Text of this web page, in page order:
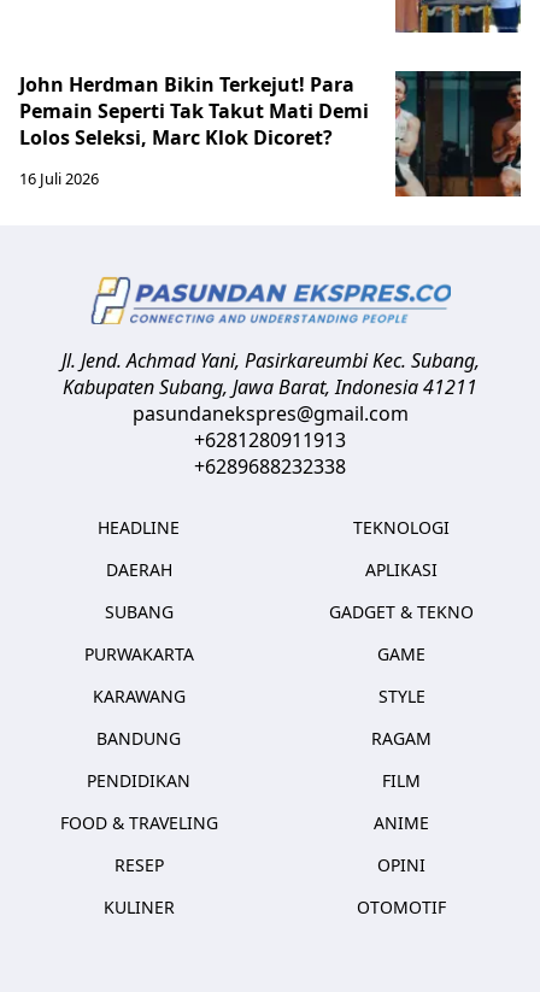
John Herdman Bikin Terkejut! Para
Pemain Seperti Tak Takut Mati Demi
Lolos Seleksi, Marc Klok Dicoret?
16 Juli 2026
Jl. Jend. Achmad Yani, Pasirkareumbi Kec. Subang,
Kabupaten Subang, Jawa Barat,Indonesia41211
pasundanekspres@gmail.com
+6281280911913
+6289688232338
HEADLINE
DAERAH
SUBANG
PURWAKARTA
KARAWANG
BANDUNG
PENDIDIKAN
FOOD & TRAVELING
RESEP
KULINER
TEKNOLOGI
APLIKASI
GADGET & TEKNO
GAME
STYLE
RAGAM
FILM
ANIME
OPINI
OTOMOTIF